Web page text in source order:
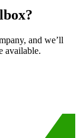
and we’ll
available.